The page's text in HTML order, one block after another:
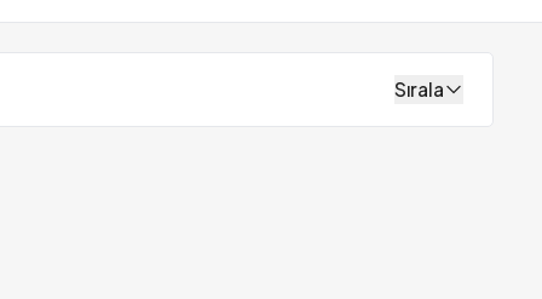
Sırala